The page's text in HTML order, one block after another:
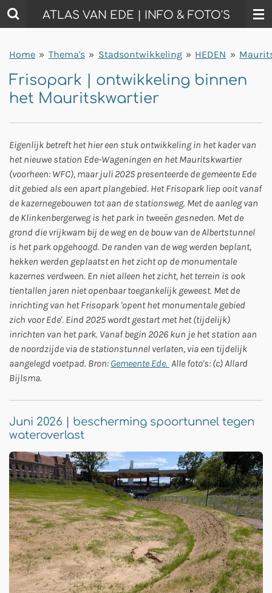
Ga
direct
de
ATLAS VAN EDE | INFO & FOTO'S
Home » Thema's » Stadsontwikkeling » HEDEN »
Frisopark | ontwikkeling binnen
het Mauritskwartier
Eigenlijk betreft het hier een stuk ontwikkeling in het kader van
het nieuwe station Ede-Wageningen en het Mauritskwartier
(voorheen: WFC), maar juli 2025 presenteerde de gemeente Ede
dit gebied als een apart plangebied. Het Frisopark liep ooit vanaf
de kazernegebouwen tot aan de stationsweg. Met de aanleg van
de Klinkenbergerweg is het park in tweeën gesneden. Met de
grond die vrijkwam bij de weg en de bouw van de Albertstunnel
is het park opgehoogd. De randen van de weg werden beplant,
hekken werden geplaatst en het zicht op de monumentale
kazernes verdween. En niet alleen het zicht, het terrein is ook
tientallen jaren niet openbaar toegankelijk geweest. Met de
inrichting van het Frisopark 'opent het monumentale gebied
zich voor Ede'. Eind 2025 wordt gestart met het (tijdelijk)
inrichten van het park. Vanaf begin 2026 kun je het station aan
de noordzijde via de stationstunnel verlaten, via een tijdelijk
aangelegd voetpad. Bron: Gemeente Ede. Alle foto's: (c) Allard
Bijlsma.
Juni 2026 | bescherming spoortunnel tegen
wateroverlast